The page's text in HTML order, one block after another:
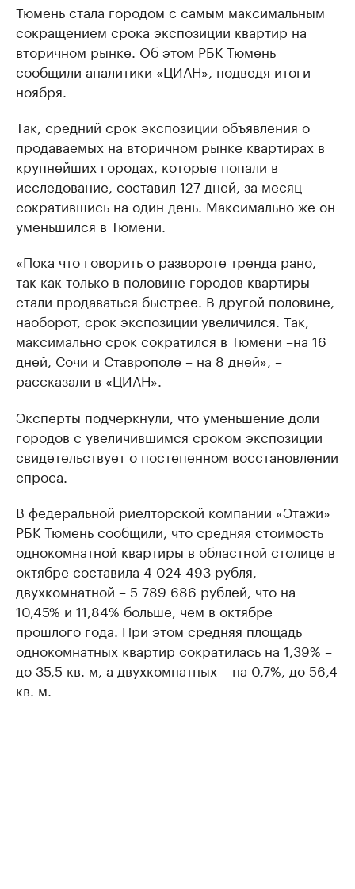
Тюмень стала городом с самым максимальным
сокращением срока экспозиции квартир на
вторичном рынке. Об этом РБК Тюмень
сообщили аналитики «ЦИАН», подведя итоги
ноября.
Так, средний срок экспозиции объявления о
продаваемых на вторичном рынке квартирах в
крупнейших городах, которые попали в
исследование, составил 127 дней, за месяц
сократившись на один день. Максимально же он
уменьшился в Тюмени.
«Пока что говорить о развороте тренда рано,
так как только в половине городов квартиры
стали продаваться быстрее. В другой половине,
наоборот, срок экспозиции увеличился. Так,
максимально срок сократился в Тюмени –на 16
дней, Сочи и Ставрополе – на 8 дней», –
рассказали в «ЦИАН».
Эксперты подчеркнули, что уменьшение доли
городов с увеличившимся сроком экспозиции
свидетельствует о постепенном восстановлении
спроса.
В федеральной риелторской компании «Этажи»
РБК Тюмень сообщили, что средняя стоимость
однокомнатной квартиры в областной столице в
октябре составила 4 024 493 рубля,
двухкомнатной – 5 789 686 рублей, что на
10,45% и 11,84% больше, чем в октябре
прошлого года. При этом средняя площадь
однокомнатных квартир сократилась на 1,39% –
до 35,5 кв. м, а двухкомнатных – на 0,7%, до 56,4
кв. м.